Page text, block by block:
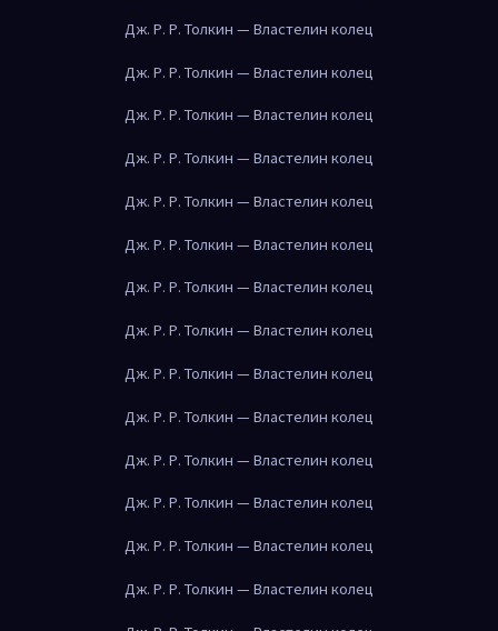
Дж. Р. Р. Толкин — Властелин колец
Дж. Р. Р. Толкин — Властелин колец
Дж. Р. Р. Толкин — Властелин колец
Дж. Р. Р. Толкин — Властелин колец
Дж. Р. Р. Толкин — Властелин колец
Дж. Р. Р. Толкин — Властелин колец
Дж. Р. Р. Толкин — Властелин колец
Дж. Р. Р. Толкин — Властелин колец
Дж. Р. Р. Толкин — Властелин колец
Дж. Р. Р. Толкин — Властелин колец
Дж. Р. Р. Толкин — Властелин колец
Дж. Р. Р. Толкин — Властелин колец
Дж. Р. Р. Толкин — Властелин колец
Дж. Р. Р. Толкин — Властелин колец